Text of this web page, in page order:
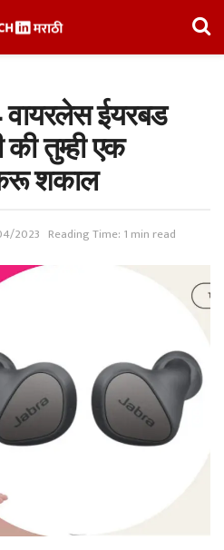
ईयरबड
की तुम्ही एक
करू शकाल
2023 Reading Time: 1 min read